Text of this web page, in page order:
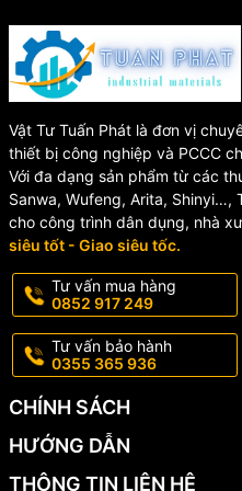
đạt tiêu chuẩn chất lượng, hỗ
đủ.
📞Hotline:0355.365.936 –
🌐Website: vattutuanphat.com
📍Địa chỉ:KCN Đồng Văn 1,
Vật Tư Tuấn Phát là đơn vị
thiết bị công nghiệp và PCCC
Với đa dạng sản phẩm từ các
Sanwa, Wufeng, Arita, Shinyi…,
cho công trình dân dụng, nhà
siêu tốt - Giao siêu tốc.
Tư vấn mua hàng
0852 917 249
Tư vấn bảo hành
0355 365 936
CHÍNH SÁCH
HƯỚNG DẪN
THÔNG TIN LIÊN HỆ